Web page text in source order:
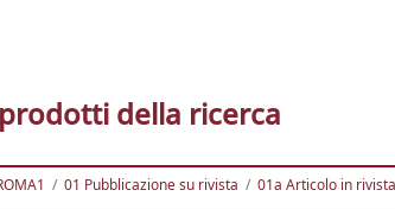
della ricerca
01 Pubblicazione su rivista 01a Articolo in rivista